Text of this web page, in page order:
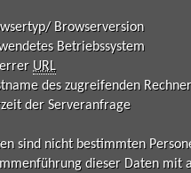
Browserversion
Betriebssystem
URL
des zugreifenden
der Serveranfrage
sind nicht bestimmten
dieser Daten mit